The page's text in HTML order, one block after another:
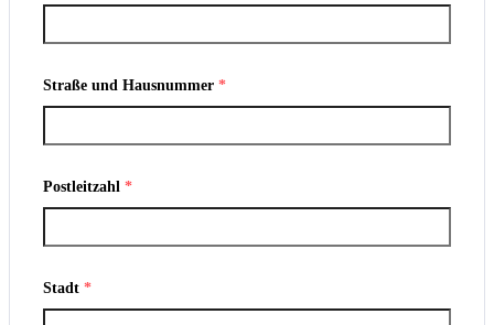
Straße und Hausnummer *
Postleitzahl *
Stadt *